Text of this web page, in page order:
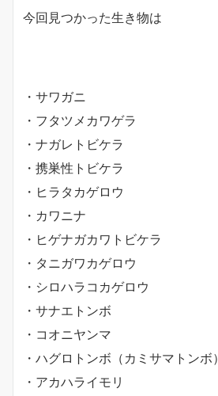
今回見つかった生き物は
・サワガニ
・フタツメカワゲラ
・ナガレトビケラ
・携巣性トビケラ
・ヒラタカゲロウ
・カワニナ
・ヒゲナガカワトビケラ
・タニガワカゲロウ
・シロハラコカゲロウ
・サナエトンボ
・コオニヤンマ
・ハグロトンボ（カミサマトンボ）
・アカハライモリ